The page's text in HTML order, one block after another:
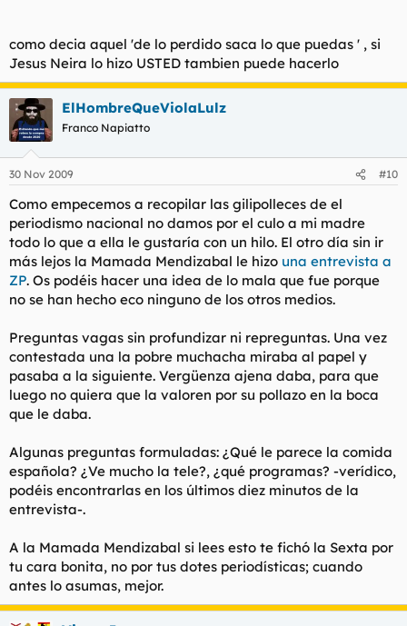
como decia aquel 'de lo perdido saca lo que puedas ' , si
Jesus Neira lo hizo USTED tambien puede hacerlo
ElHombreQueViolaLulz
Franco Napiatto
30 Nov 2009 #10
Como empecemos a recopilar las gilipolleces de el
periodismo nacional no damos por el culo a mi madre
todo lo que a ella le gustaría con un hilo. El otro día sin ir
más lejos la Mamada Mendizabal le hizo una entrevista a
ZP. Os podéis hacer una idea de lo mala que fue porque
no se han hecho eco ninguno de los otros medios.
Preguntas vagas sin profundizar ni repreguntas. Una vez
contestada una la pobre muchacha miraba al papel y
pasaba a la siguiente. Vergüenza ajena daba, para que
luego no quiera que la valoren por su pollazo en la boca
que le daba.
Algunas preguntas formuladas: ¿Qué le parece la comida
española? ¿Ve mucho la tele?, ¿qué programas? -verídico,
podéis encontrarlas en los últimos diez minutos de la
entrevista-.
A la Mamada Mendizabal si lees esto te fichó la Sexta por
tu cara bonita, no por tus dotes periodísticas; cuando
antes lo asumas, mejor.